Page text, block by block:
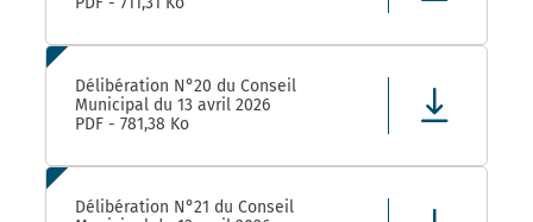
Délibération N°20 du Conseil
Municipal du 13 avril 2026
PDF - 781,38 Ko
Délibération N°21 du Conseil